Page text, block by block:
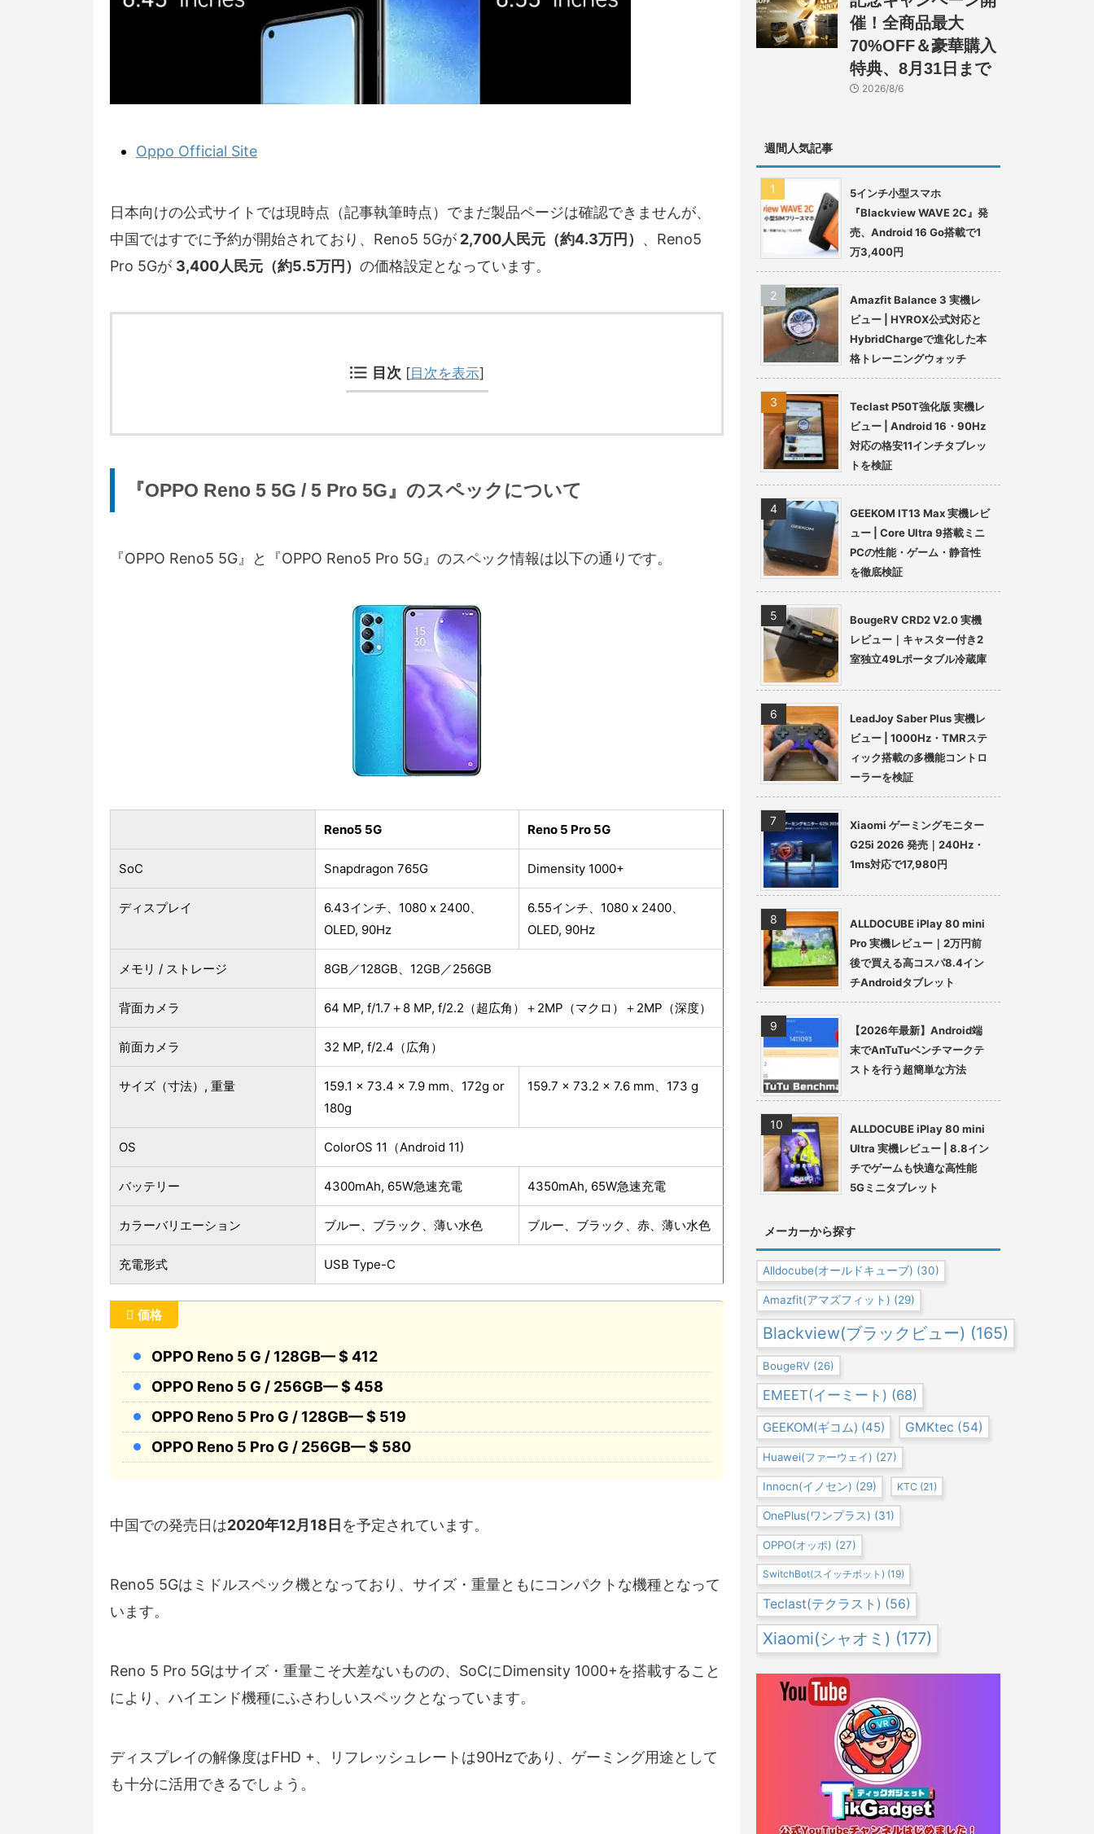
Oppo Official Site
日本向けの公式サイトでは現時点（記事執筆時点）でまだ製品ページは確認できませんが、
中国ではすでに予約が開始されており、Reno5 5Gが 2,700人民元（約4.3万円） 、Reno5
Pro 5Gが 3,400人民元（約5.5万円） の価格設定となっています。
目次 [目次を表示]
『OPPO Reno 5 5G / 5 Pro 5G』のスペックについて
『OPPO Reno5 5G』と『OPPO Reno5 Pro 5G』のスペック情報は以下の通りです。
Reno5 5G Reno 5 Pro 5G
SoC Snapdragon 765G Dimensity 1000+
ディスプレイ
6.43インチ、1080 x 2400、
OLED, 90Hz
6.55インチ、1080 x 2400、
OLED, 90Hz
メモリ / ストレージ 8GB／128GB、12GB／256GB
背面カメラ 64 MP, f/1.7＋8 MP, f/2.2（超広角）＋2MP（マクロ）＋2MP（深度）
前面カメラ 32 MP, f/2.4（広角）
サイズ（寸法）, 重量
159.1 x 73.4 x 7.9 mm、172g or
180g
159.7 x 73.2 x 7.6 mm、173 g
OS ColorOS 11（Android 11)
バッテリー 4300mAh, 65W急速充電 4350mAh, 65W急速充電
カラーバリエーション ブルー、ブラック、薄い水色 ブルー、ブラック、赤、薄い水色
充電形式 USB Type-C
価格
OPPO Reno 5 G / 128GB— $ 412
OPPO Reno 5 G / 256GB— $ 458
OPPO Reno 5 Pro G / 128GB— $ 519
OPPO Reno 5 Pro G / 256GB— $ 580
中国での発売日は2020年12月18日を予定されています。
Reno5 5Gはミドルスペック機となっており、サイズ・重量ともにコンパクトな機種となって
います。
Reno 5 Pro 5Gはサイズ・重量こそ大差ないものの、SoCにDimensity 1000+を搭載すること
により、ハイエンド機種にふさわしいスペックとなっています。
ディスプレイの解像度はFHD +、リフレッシュレートは90Hzであり、ゲーミング用途として
も十分に活用できるでしょう。
催！全商品最大
70%OFF＆豪華購入
特典、8月31日まで
2026/8/6
週間人気記事
5インチ小型スマホ
『Blackview WAVE 2C』発
売、Android 16 Go搭載で1
万3,400円
Amazfit Balance 3 実機レ
ビュー | HYROX公式対応と
HybridChargeで進化した本
格トレーニングウォッチ
Teclast P50T強化版 実機レ
ビュー | Android 16・90Hz
対応の格安11インチタブレッ
トを検証
GEEKOM IT13 Max 実機レビ
ュー | Core Ultra 9搭載ミニ
PCの性能・ゲーム・静音性
を徹底検証
BougeRV CRD2 V2.0 実機
レビュー｜キャスター付き2
室独立49Lポータブル冷蔵庫
LeadJoy Saber Plus 実機レ
ビュー | 1000Hz・TMRステ
ィック搭載の多機能コントロ
ーラーを検証
Xiaomi ゲーミングモニター
G25i 2026 発売｜240Hz・
1ms対応で17,980円
ALLDOCUBE iPlay 80 mini
Pro 実機レビュー｜2万円前
後で買える高コスパ8.4イン
チAndroidタブレット
【2026年最新】Android端
末でAnTuTuベンチマークテ
ストを行う超簡単な方法
ALLDOCUBE iPlay 80 mini
Ultra 実機レビュー | 8.8イン
チでゲームも快適な高性能
5Gミニタブレット
メーカーから探す
Alldocube(オールドキューブ) (30)
Amazfit(アマズフィット) (29)
Blackview(ブラックビュー) (165)
BougeRV (26)
EMEET(イーミート) (68)
GEEKOM(ギコム) (45) GMKtec (54)
Huawei(ファーウェイ) (27)
Innocn(イノセン) (29) KTC (21)
OnePlus(ワンプラス) (31)
OPPO(オッポ) (27)
SwitchBot(スイッチボット) (19)
Teclast(テクラスト) (56)
Xiaomi(シャオミ) (177)